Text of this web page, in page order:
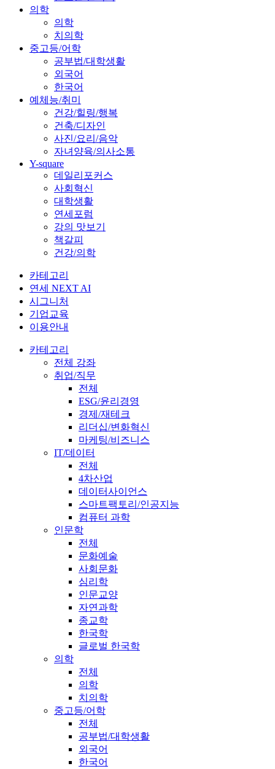
의학
의학
치의학
중고등/어학
공부법/대학생활
외국어
한국어
예체능/취미
건강/힐링/행복
건축/디자인
사진/요리/음악
자녀양육/의사소통
Y-square
데일리포커스
사회혁신
대학생활
연세포럼
강의 맛보기
책갈피
건강/의학
카테고리
연세 NEXT AI
시그니처
기업교육
이용안내
카테고리
전체 강좌
취업/직무
전체
ESG/윤리경영
경제/재테크
리더십/변화혁신
마케팅/비즈니스
IT/데이터
전체
4차산업
데이터사이언스
스마트팩토리/인공지능
컴퓨터 과학
인문학
전체
문화예술
사회문화
심리학
인문교양
자연과학
종교학
한국학
글로벌 한국학
의학
전체
의학
치의학
중고등/어학
전체
공부법/대학생활
외국어
한국어